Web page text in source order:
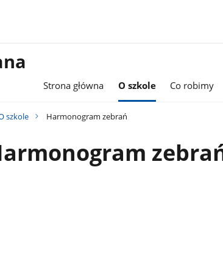
Strona główna O szkole Co robimy
szkole Harmonogram zebrań